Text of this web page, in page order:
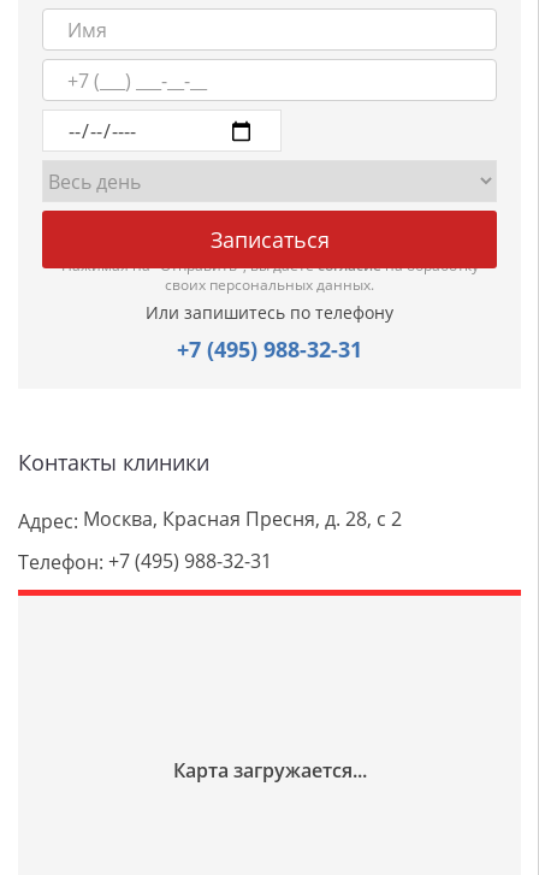
Нажимая на "Отправить", вы даетесогласиена обработку
своих персональных данных.
Или запишитесь по телефону
+7 (495) 988-32-31
Контакты клиники
Адрес: Москва, Красная Пресня, д. 28, с 2
Телефон: +7 (495) 988-32-31